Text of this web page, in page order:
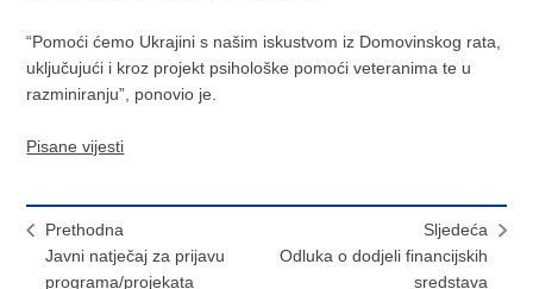
“Pomoći ćemo Ukrajini s našim iskustvom iz Domovinskog rata,
uključujući i kroz projekt psihološke pomoći veteranima te u
razminiranju”, ponovio je.
Pisane vijesti
Prethodna
Javni natječaj za prijavu
programa/projekata
Sljedeća
Odluka o dodjeli financijskih
sredstava